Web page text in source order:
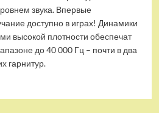
звука. Впервые
доступно в играх! Динамики
высокой плотности обеспечат
до 40 000 Гц – почти в два
гарнитур.